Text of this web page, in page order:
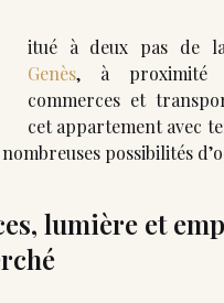
itué à deux pas de
Genès, à proximité
commerces et
cet appartement avec
possibilités
lumière et